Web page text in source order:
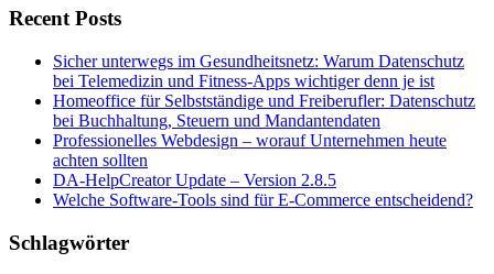
Recent Posts
Sicher unterwegs im Gesundheitsnetz: Warum Datenschutz
bei Telemedizin und Fitness-Apps wichtiger denn je ist
Homeoffice für Selbstständige und Freiberufler: Datenschutz
bei Buchhaltung, Steuern und Mandantendaten
Professionelles Webdesign – worauf Unternehmen heute
achten sollten
DA-HelpCreator Update – Version 2.8.5
Welche Software-Tools sind für E-Commerce entscheidend?
Schlagwörter